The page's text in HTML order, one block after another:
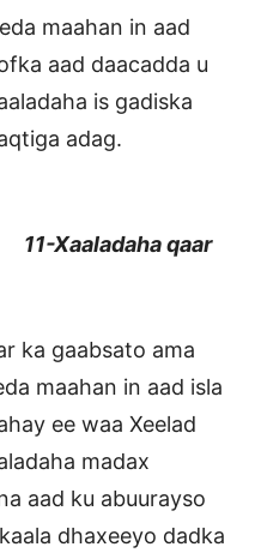
maahan in aad
aad daacadda u
is gadiska
adag.
11-Xaaladaha qaar
ka gaabsato ama
maahan in aad isla
ee waa Xeelad
madax
aad ku abuurayso
dhaxeeyo dadka